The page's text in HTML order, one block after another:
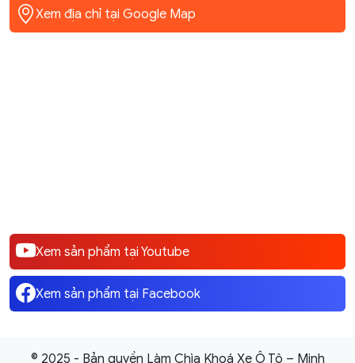
Corolla Cross, Vios, Yaris,
Camry, Hilux, Fortuner,
XL7 GSX-R150
Xem địa chỉ tại Google Map
Xem sản phẩm tại Youtube
Xem sản phẩm tại Facebook
© 2025 - Bản quyền Làm Chìa Khoá Xe Ô Tô – Minh